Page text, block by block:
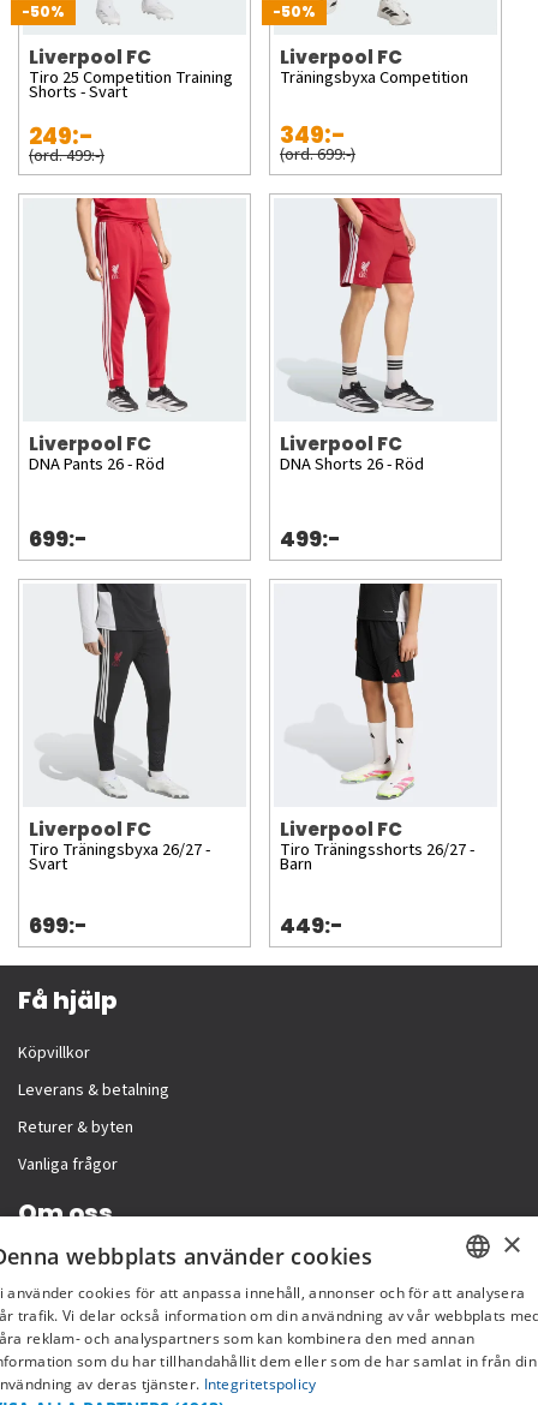
-50%
Liverpool FC
Tiro 25 Competition Training
Shorts - Svart
249:-
(ord. 499:-)
-50%
Liverpool FC
Träningsbyxa Competition
349:-
(ord. 699:-)
Liverpool FC
DNA Pants 26 - Röd
699:-
Liverpool FC
DNA Shorts 26 - Röd
499:-
Liverpool FC
Tiro Träningsbyxa 26/27 -
Svart
699:-
Liverpool FC
Tiro Träningsshorts 26/27 -
Barn
449:-
Få hjälp
Köpvillkor
Leverans & betalning
Returer & byten
Vanliga frågor
Om oss
Företagsinformation
SWEDISH
FI
×
webbplats använder cookies
använder cookies för att anpassa innehåll, annonser och för att analysera
trafik. Vi delar också information om din användning av vår webbplats
reklam- och analyspartners som kan kombinera den med annan
som du har tillhandahållit dem eller som de har samlat in från din
av deras tjänster. Integritetspolicy